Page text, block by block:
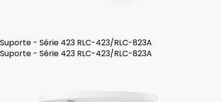
Suporte - Série 423 RLC-423/RLC-823A
Suporte - Série 423 RLC-423/RLC-823A